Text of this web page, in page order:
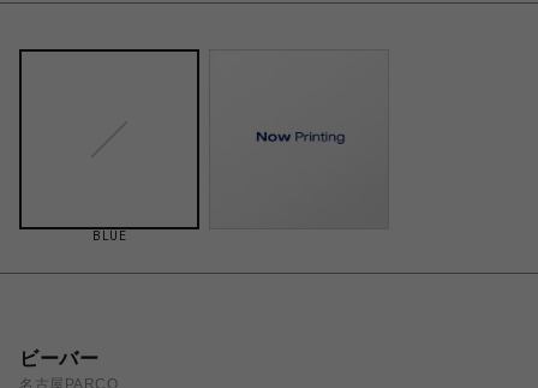
BLUE
ビーバー
名古屋PARCO